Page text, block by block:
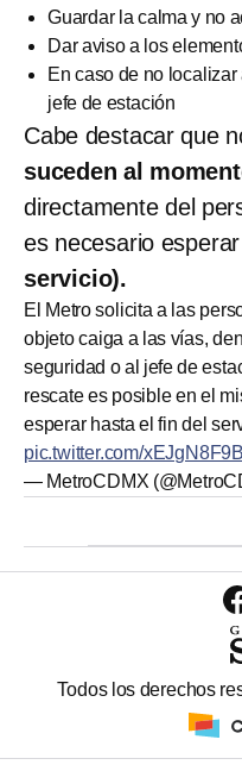
Guardar la calma y no
Dar aviso a los
En caso de no
jefe de estación
Cabe destacar que
suceden al
directamente del
es necesario esperar
servicio).
El Metro solicita a las
objeto caiga a las vías,
seguridad o al jefe de
rescate es posible en el
esperar hasta el fin del
pic.twitter.com/
— MetroCDMX
Todos los derechos